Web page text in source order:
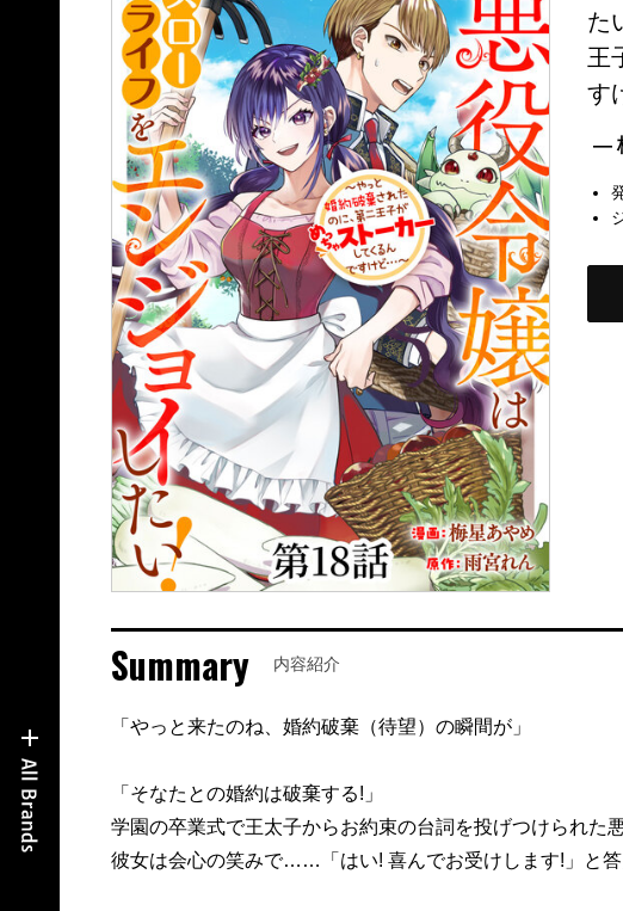
た
王
す
—
Summary 内容紹介
「やっと来たのね、婚約破棄（待望）の瞬間が」
「そなたとの婚約は破棄する!」
学園の卒業式で王太子からお約束の台詞を投げつけられた
彼女は会心の笑みで……「はい! 喜んでお受けします!」と答